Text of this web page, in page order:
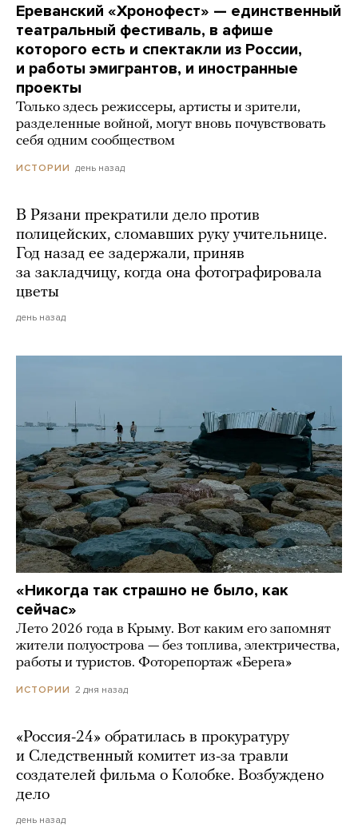
Ереванский «Хронофест» — единственный
театральный фестиваль, в афише
которого есть и спектакли из России,
и работы эмигрантов, и иностранные
проекты
Только здесь режиссеры, артисты и зрители,
разделенные войной, могут вновь почувствовать
себя одним сообществом
ИСТОРИИ день назад
В Рязани прекратили дело против
полицейских, сломавших руку учительнице.
Год назад ее задержали, приняв
за закладчицу, когда она фотографировала
цветы
день назад
«Никогда так страшно не было, как
сейчас»
Лето 2026 года в Крыму. Вот каким его запомнят
жители полуострова — без топлива, электричества,
работы и туристов. Фоторепортаж «Берега»
ИСТОРИИ 2 дня назад
«Россия-24» обратилась в прокуратуру
и Следственный комитет из-за травли
создателей фильма о Колобке. Возбуждено
дело
день назад